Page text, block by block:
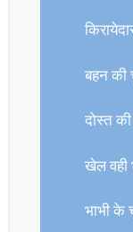
बहन की
दोस्त
खेल वही
भाभी के